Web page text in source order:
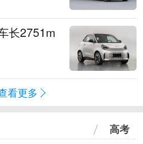
长2751m
看更多
高考